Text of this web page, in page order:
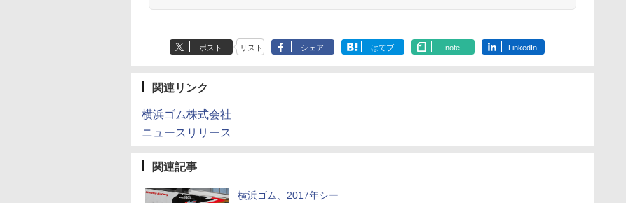
ポスト リスト シェア はてブ note LinkedIn
関連リンク
横浜ゴム株式会社
ニュースリリース
関連記事
横浜ゴム、2017年シー